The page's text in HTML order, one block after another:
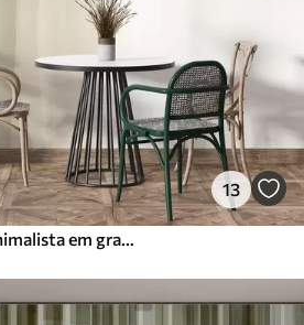
13
Impressão abstrata minimalista em gradiente com riscas verticais de verde escuro, bege e branco